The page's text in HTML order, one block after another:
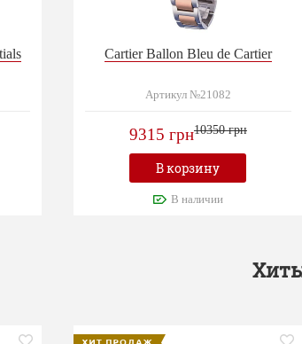
Cartier Ballon Bleu de Cartier
Артикул №21082
9315 грн10350 грн
В корзину
В наличии